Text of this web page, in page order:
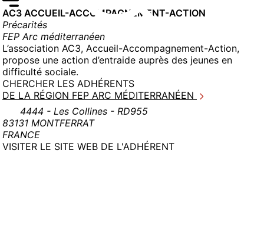
AC3 ACCUEIL-ACCOMPAGNEMENT-ACTION
Précarités
FEP Arc méditerranéen
L’association AC3, Accueil-Accompagnement-Action,
propose une action d’entraide auprès des jeunes en
difficulté sociale.
CHERCHER LES ADHÉRENTS
DE LA RÉGION FEP ARC MÉDITERRANÉEN
4444 - Les Collines - RD955
83131 MONTFERRAT
FRANCE
VISITER LE SITE WEB DE L'ADHÉRENT(NOUVELLE